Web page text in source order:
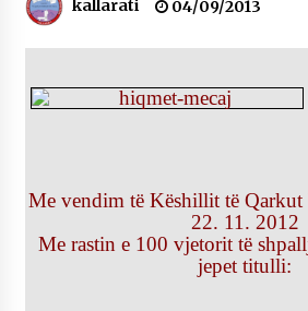
NË KALLARAT, NË “FSHATIN E DJEGUR” U
ZHVILLUA EDICIONI I TRETË I PIKNIKU
Gazeta Kallarati nr. 117
28/01/2026
Mbi kockat e martirëve ngrihet Atdheu
kallarati 04/09/2013
Me vendim të Këshillit të
22. 11. 2012
Me rastin e 100 vjetorit të
jepet titulli: